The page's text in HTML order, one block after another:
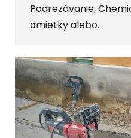
Podrezávanie,
omietky alebo…